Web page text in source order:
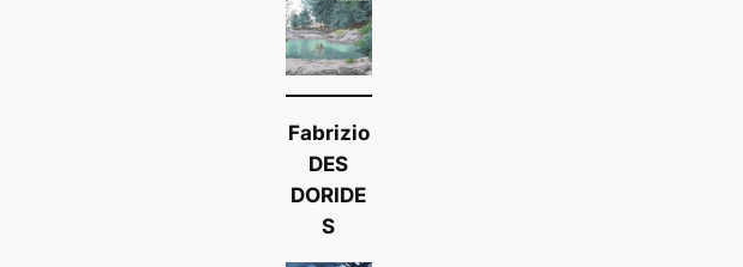
Fabrizio
DES
DORIDE
S